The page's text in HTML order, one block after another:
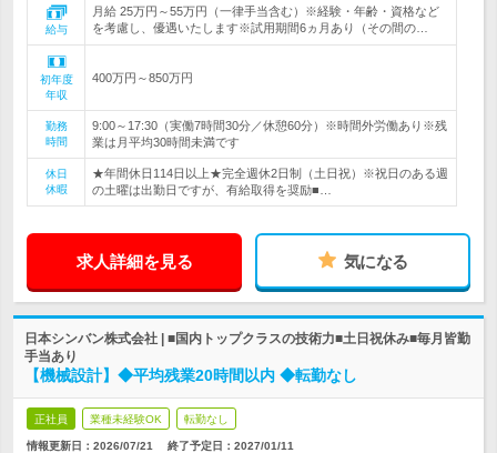
給与
月給 25万円～55万円（一律手当含む）※経験・年齢・資格など
を考慮し、優遇いたします※試用期間6ヵ月あり（その間の…
初年度
年収
400万円～850万円
勤務
時間
9:00～17:30（実働7時間30分／休憩60分）※時間外労働あり※残
業は月平均30時間未満です
休日
休暇
★年間休日114日以上★完全週休2日制（土日祝）※祝日のある週
の土曜は出勤日ですが、有給取得を奨励■…
求人詳細を見る 気になる
日本シンバン株式会社 | ■国内トップクラスの技術力■土日祝休み■毎月皆勤
手当あり
【機械設計】◆平均残業20時間以内 ◆転勤なし
正社員 業種未経験OK 転勤なし
情報更新日：2026/07/21 終了予定日： 2027/01/11